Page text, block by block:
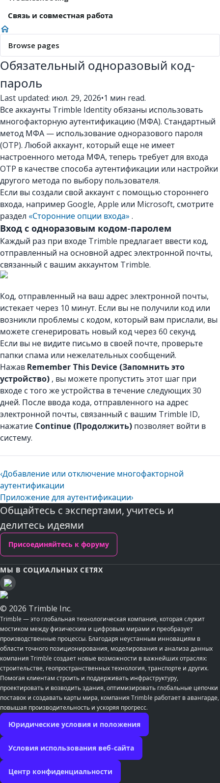
Связь и совместная работа
Browse pages
Обязательный одноразовый код-
пароль
Last updated: июл. 29, 2026•1 мин read.
Все аккаунты Trimble Identity обязаны использовать
многофакторную аутентификацию (МФА). Стандартный
метод МФА — использование одноразового пароля
(OTP). Любой аккаунт, который еще не имеет
настроенного метода МФА, теперь требует для входа
OTP в качестве способа аутентификации или настройки
другого метода по выбору пользователя.
Если вы создали свой аккаунт с помощью стороннего
входа, например Google, Apple или Microsoft, смотрите
раздел «Сторонние опции входа» .
Вход с одноразовым кодом-паролем
Каждый раз при входе Trimble предлагает ввести код,
отправленный на основной адрес электронной почты,
связанный с вашим аккаунтом Trimble.
Код, отправленный на ваш адрес электронной почты,
истекает через 10 минут. Если вы не получили код или
возникли проблемы с кодом, который вам прислали, вы
можете сгенерировать новый код через 60 секунд.
Если вы не видите письмо в своей почте, проверьте
папки спама или нежелательных сообщений.
Нажав Remember This Device (Запомнить это
устройство) , вы можете пропустить этот шаг при
входе с того же устройства в течение следующих 30
дней. После ввода кода, отправленного на адрес
электронной почты, связанный с вашим Trimble ID,
нажатие Continue (Продолжить) позволяет войти в
систему.
‹Добавление или отключение многофакторной
аутентификации
Приложение для аутентификации›
Общайтесь с экспертами, учитесь и
делитесь идеями
Присоединяйтесь к форуму
МЫ В СОЦИАЛЬНЫХ СЕТЯХ
© 2026 Trimble Inc.
Trimble — это глобальная технологическая компания, которая служит
мостиком между физическим и цифровым мирами и преобразует
производственные процессы. Благодаря неустанным инновациям в
области точного позиционирования, моделирования и анализа данных
компания Trimble создает новые возможности в важнейших отраслях:
строительстве, геопространственных технология, транспорте и других.
Помогая клиентам строить и поддерживать инфраструктуру,
проектировать и возводить здания, оптимизировать глобальные цепочки
поставок и создавать карты мира, компания Trimble работает в авангарде,
повышая производительность и ускоряя прогресс.
Юридические условия и положения
Условия использования веб-сайта
Центр конфиденциальности